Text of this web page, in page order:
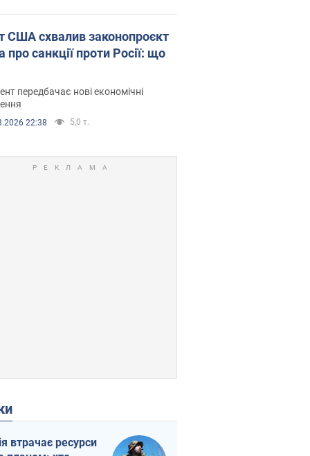
США схвалив законопроєкт
про санкції проти Росії: що
передбачає нові економічні
22:38 5,0 т.
втрачає ресурси